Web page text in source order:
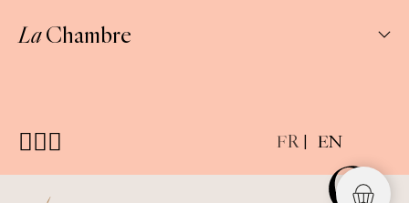
Pâtes à tartiner
Coffrets à composer
Professionnels et CSE/ Cadeaux d’entreprises
LaChambre
Conditions générales FR EN